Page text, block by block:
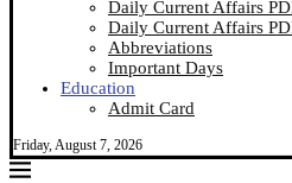
Daily Current Affairs
Daily Current Affairs
Abbreviations
Important Days
Education
Admit Card
Friday, August 7, 2026